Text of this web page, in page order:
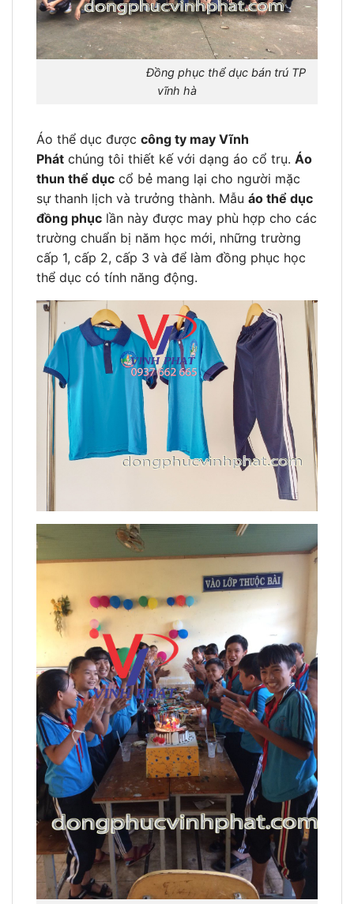
Đồng phục thể dục bán trú TP
vĩnh hà
Áo thể dục được công ty may Vĩnh
Phát chúng tôi thiết kế với dạng áo cổ trụ. Áo
thun thể dục cổ bẻ mang lại cho người mặc
sự thanh lịch và trưởng thành. Mẫu áo thể dục
đồng phục lần này được may phù hợp cho các
trường chuẩn bị năm học mới, những trường
cấp 1, cấp 2, cấp 3 và để làm đồng phục học
thể dục có tính năng động.